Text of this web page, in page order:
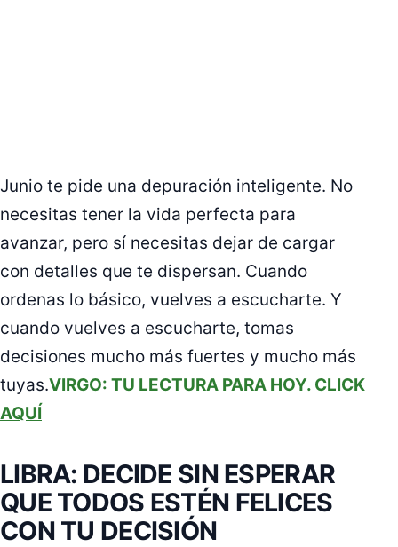
Junio te pide una depuración inteligente. No
necesitas tener la vida perfecta para
avanzar, pero sí necesitas dejar de cargar
con detalles que te dispersan. Cuando
ordenas lo básico, vuelves a escucharte. Y
cuando vuelves a escucharte, tomas
decisiones mucho más fuertes y mucho más
tuyas.VIRGO: TU LECTURA PARA HOY. CLICK
AQUÍ
LIBRA: DECIDE SIN ESPERAR
QUE TODOS ESTÉN FELICES
CON TU DECISIÓN